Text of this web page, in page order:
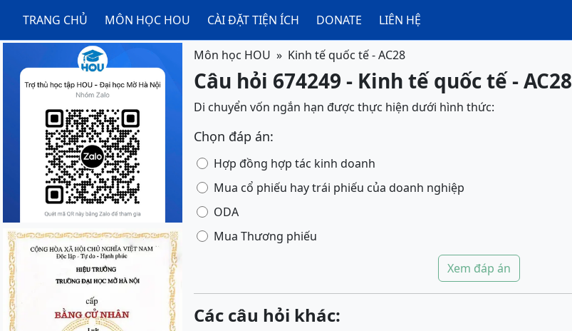
TRANG CHỦ MÔN HỌC HOU CÀI ĐẶT TIỆN ÍCH DONATE LIÊN HỆ
Môn học HOU Kinh tế quốc tế - AC28
Câu hỏi 674249 - Kinh tế quốc tế - AC28
Di chuyển vốn ngắn hạn được thực hiện dưới hình thức:
Chọn đáp án:
Hợp đồng hợp tác kinh doanh
Mua cổ phiếu hay trái phiếu của doanh nghiệp
ODA
Mua Thương phiếu
Xem đáp án
Các câu hỏi khác: